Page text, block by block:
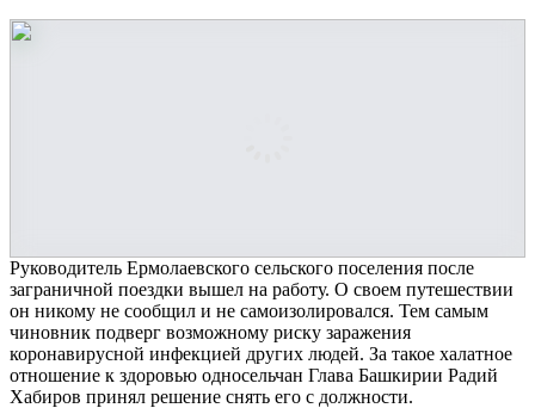
Руководитель Ермолаевского сельского поселения после
заграничной поездки вышел на работу. О своем путешествии
он никому не сообщил и не самоизолировался. Тем самым
чиновник подверг возможному риску заражения
коронавирусной инфекцией других людей. За такое халатное
отношение к здоровью односельчан Глава Башкирии Радий
Хабиров принял решение снять его с должности.